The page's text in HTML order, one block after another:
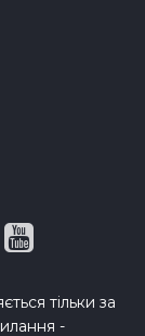
тільки за
-